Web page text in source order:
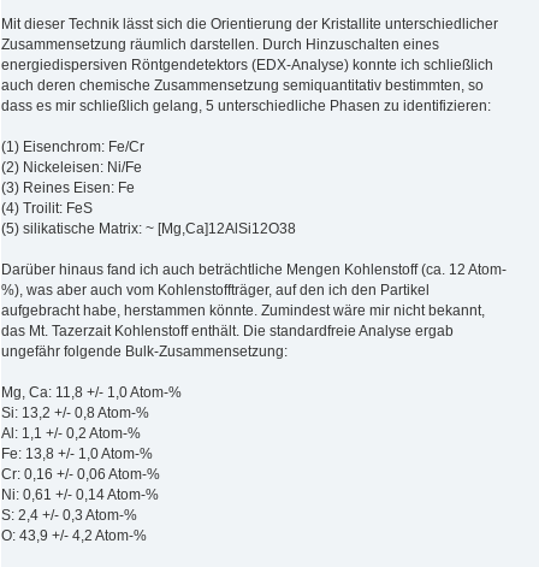
Mit dieser Technik lässt sich die Orientierung der Kristallite unterschiedlicher
Zusammensetzung räumlich darstellen. Durch Hinzuschalten eines
energiedispersiven Röntgendetektors (EDX-Analyse) konnte ich schließlich
auch deren chemische Zusammensetzung semiquantitativ bestimmten, so
dass es mir schließlich gelang, 5 unterschiedliche Phasen zu identifizieren:
(1) Eisenchrom: Fe/Cr
(2) Nickeleisen: Ni/Fe
(3) Reines Eisen: Fe
(4) Troilit: FeS
(5) silikatische Matrix: ~ [Mg,Ca]12AlSi12O38
Darüber hinaus fand ich auch beträchtliche Mengen Kohlenstoff (ca. 12 Atom-
%), was aber auch vom Kohlenstoffträger, auf den ich den Partikel
aufgebracht habe, herstammen könnte. Zumindest wäre mir nicht bekannt,
das Mt. Tazerzait Kohlenstoff enthält. Die standardfreie Analyse ergab
ungefähr folgende Bulk-Zusammensetzung:
Mg, Ca: 11,8 +/- 1,0 Atom-%
Si: 13,2 +/- 0,8 Atom-%
Al: 1,1 +/- 0,2 Atom-%
Fe: 13,8 +/- 1,0 Atom-%
Cr: 0,16 +/- 0,06 Atom-%
Ni: 0,61 +/- 0,14 Atom-%
S: 2,4 +/- 0,3 Atom-%
O: 43,9 +/- 4,2 Atom-%